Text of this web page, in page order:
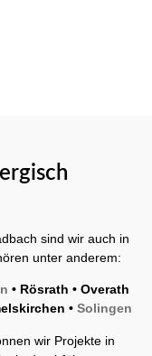
sind wir auch in
unter anderem:
• Rösrath • Overath
• Solingen
wir Projekte in